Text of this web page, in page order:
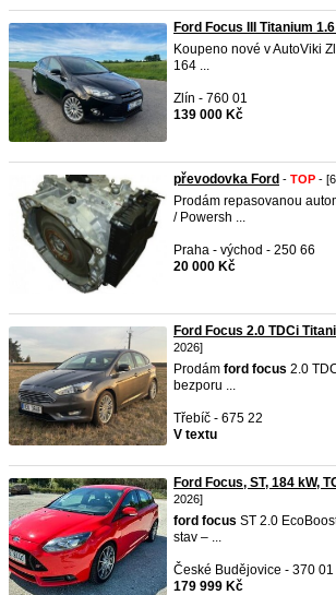
Ford Focus III Titanium 1.6
Koupeno nové v AutoViki
164 ...
Zlín - 760 01
139 000 Kč
převodovka Ford - TOP -
Prodám repasovanou
/ Powersh ...
Praha - východ - 250 66
20 000 Kč
Ford Focus 2.0 TDCi
2026]
Prodám ford focus 2.0
bezporu ...
Třebíč - 675 22
V textu
Ford Focus, ST, 184 kW,
2026]
ford focus ST 2.0
stav – ...
České Budějovice - 370 01
179 999 Kč